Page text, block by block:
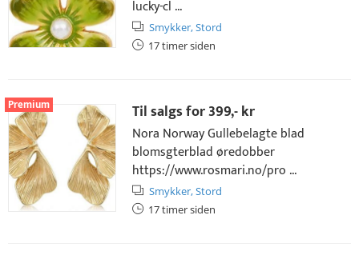
lucky-cl ...
Smykker,Stord
17 timer siden
Premium Til salgs for399,- kr
Nora Norway Gullebelagte blad
blomsgterblad øredobber
https://www.rosmari.no/pro ...
Smykker,Stord
17 timer siden